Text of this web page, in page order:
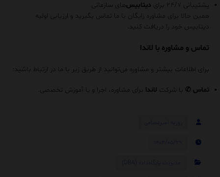
پشتیبانی ۲۴/۷ برای
دیتابیس‌های سازمانی
همین حالا برای مشاوره رایگان با ما تماس بگیرید و ارزیابی اولیه
دیتابیس خود را دریافت کنید.
تماس و مشاوره با لاندا
برای اطلاعات بیشتر و مشاوره می‌توانید از طریق زیر با ما در ارتباط باشید:
تماس ✆ با شرکت لاندا برای مشاوره، اجرا و یا آموزش تخصصی.